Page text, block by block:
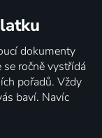
dokumenty
ročně vystřídá
pořadů. Vždy
baví. Navíc